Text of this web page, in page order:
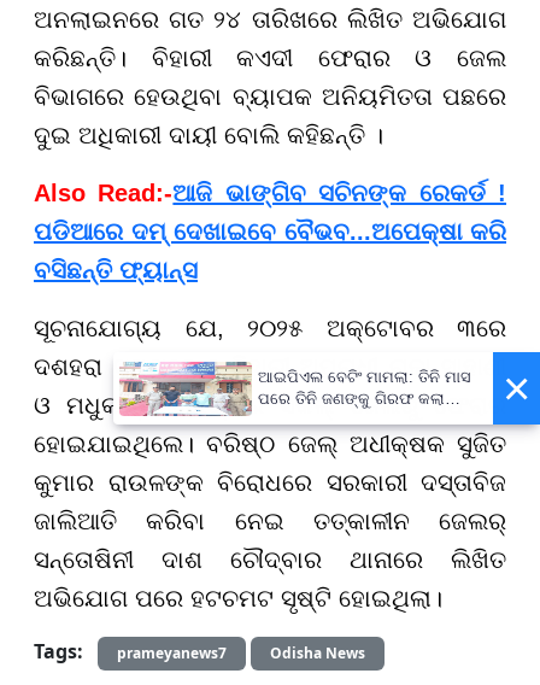
ଅନଲାଇନରେ ଗତ ୨୪ ତାରିଖରେ ଲିଖିତ ଅଭିଯୋଗ
କରିଛନ୍ତି। ବିହାରୀ କଏଦୀ ଫେରାର ଓ ଜେଲ
ବିଭାଗରେ ହେଉଥିବା ବ୍ୟାପକ ଅନିୟମିତତା ପଛରେ
ଦୁଇ ଅଧିକାରୀ ଦାୟୀ ବୋଲି କହିଛନ୍ତି ।
Also Read:-ଆଜି ଭାଙ୍ଗିବ ସଚିନଙ୍କ ରେକର୍ଡ !
ପଡିଆରେ ଦମ୍ ଦେଖାଇବେ ବୈଭବ...ଅପେକ୍ଷା କରି
ବସିଛନ୍ତି ଫ୍ୟାନ୍ସ
ସୂଚନାଯୋଗ୍ୟ ଯେ, ୨୦୨୫ ଅକ୍ଟୋବର ୩ରେ
ଦଶହରା ସମୟରେ ୨ ବିହାରୀ ଅପରାଧୀ ରାଜା ସାହାଣୀ
ଓ ମଧୁକାନ୍ତ ଚୌଦ୍ବାର ସର୍କଲ୍ ଜେଲରୁ ଫେରାର
ହୋଇଯାଇଥିଲେ। ବରିଷ୍ଠ ଜେଲ୍ ଅଧୀକ୍ଷକ ସୁଜିତ
କୁମାର ରାଉଳଙ୍କ ବିରୋଧରେ ସରକାରୀ ଦସ୍ତାବିଜ
ଜାଲିଆତି କରିବା ନେଇ ତତ୍କାଳୀନ ଜେଲର୍
ସନ୍ତୋଷିନୀ ଦାଶ ଚୌଦ୍ବାର ଥାନାରେ ଲିଖିତ
ଅଭିଯୋଗ ପରେ ହଟଚମଟ ସୃଷ୍ଟି ହୋଇଥିଲା।
Tags:
prameyanews7 Odisha News
×
ଆଇପିଏଲ ବେଟିଂ ମାମଲା: ତିନି ମାସ
ପରେ ତିନି ଜଣଙ୍କୁ ଗିରଫ କଲା
ପୋଲିସ